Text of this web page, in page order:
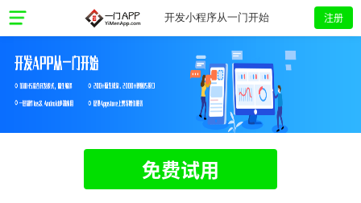
开发小程序从一门开始 注册
免费试用